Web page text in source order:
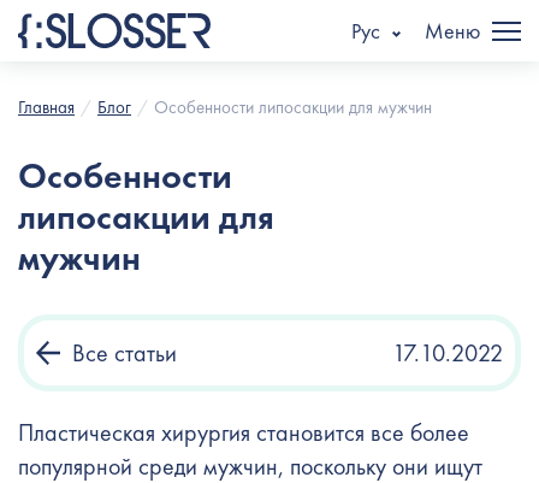
Рус Меню
Главная Блог Особенности липосакции для мужчин
Особенности
липосакции для
мужчин
Все статьи 17.10.2022
Пластическая хирургия становится все более
популярной среди мужчин, поскольку они ищут